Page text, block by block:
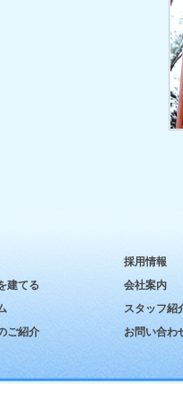
建てる
ご紹介
採用情報
会社案内
スタッフ紹
お問い合わ